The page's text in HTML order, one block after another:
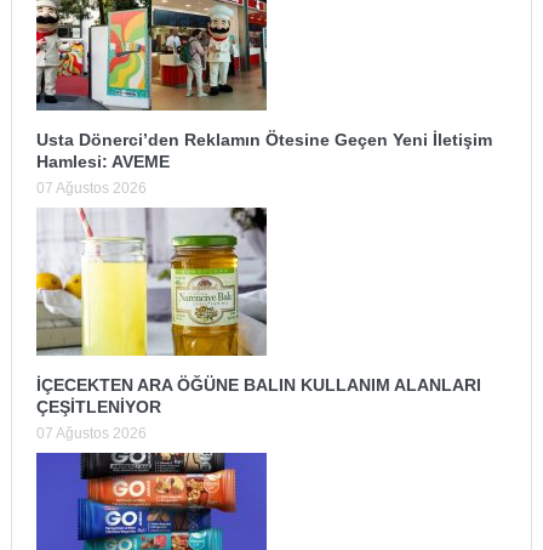
Usta Dönerci’den Reklamın Ötesine Geçen Yeni İletişim
Hamlesi: AVEME
07 Ağustos 2026
İÇECEKTEN ARA ÖĞÜNE BALIN KULLANIM ALANLARI
ÇEŞİTLENİYOR
07 Ağustos 2026